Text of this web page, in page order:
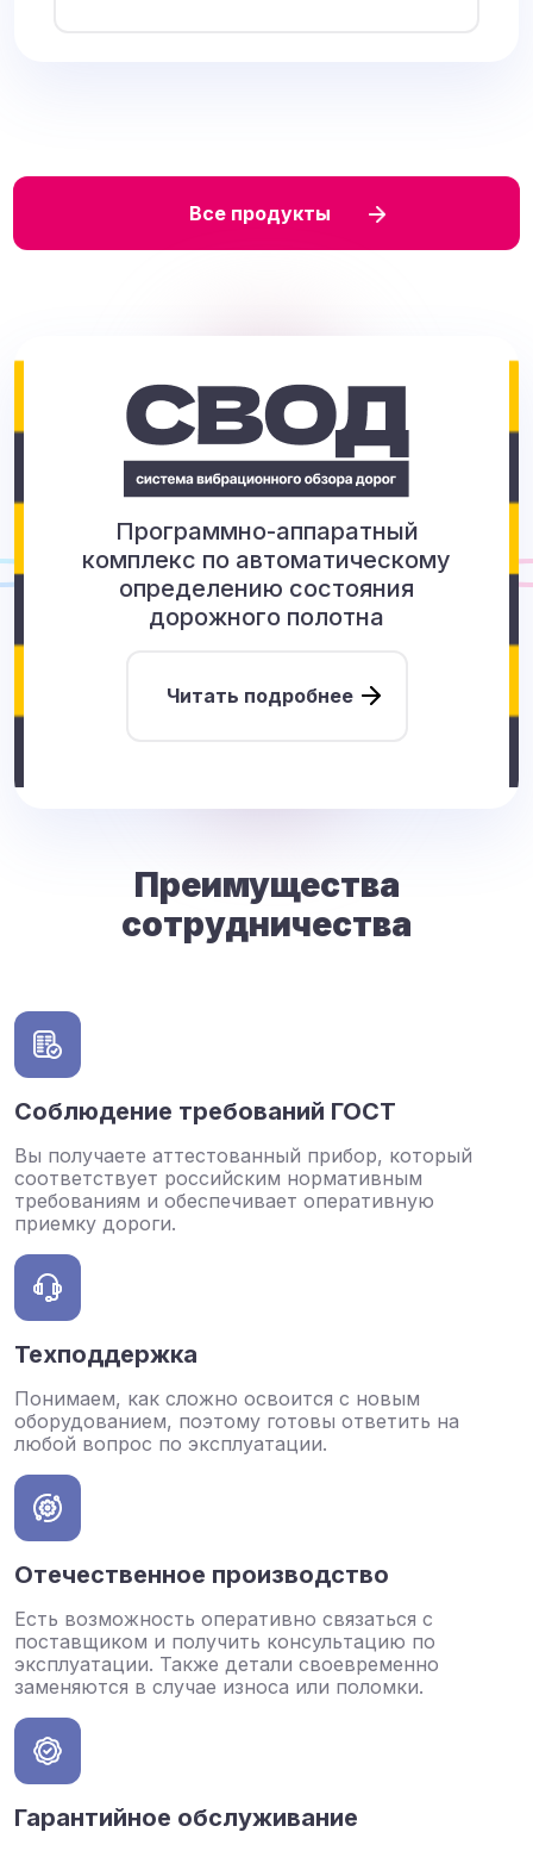
Все продукты
Программно-аппаратный
комплекс по автоматическому
определению состояния
дорожного полотна
Читать подробнее
Преимущества
сотрудничества
Соблюдение требований ГОСТ
Вы получаете аттестованный прибор, который
соответствует российским нормативным
требованиям и обеспечивает оперативную
приемку дороги.
Техподдержка
Понимаем, как сложно освоится с новым
оборудованием, поэтому готовы ответить на
любой вопрос по эксплуатации.
Отечественное производство
Есть возможность оперативно связаться с
поставщиком и получить консультацию по
эксплуатации. Также детали своевременно
заменяются в случае износа или поломки.
Гарантийное обслуживание